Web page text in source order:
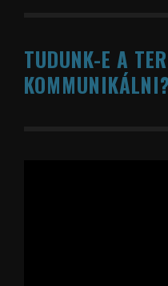
TUDUNK-E A
KOMMUNIKÁLNI?